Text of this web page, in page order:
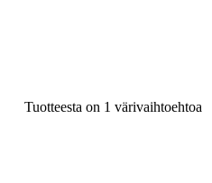
Tuotteesta on 1 värivaihtoehtoa